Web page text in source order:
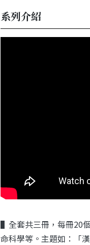
系列介紹
▌全套共三冊，每冊20
命科學等。主題如：「